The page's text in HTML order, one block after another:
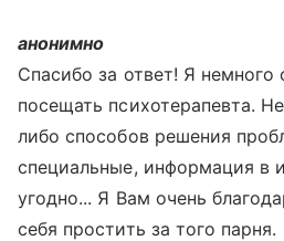
анонимно
Спасибо за ответ! Я
посещать психотерапевта.
либо способов решения
специальные, информация в
угодно... Я Вам очень
себя простить за того парня.